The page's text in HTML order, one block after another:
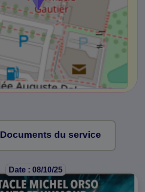
Documents du service
Date : 08/10/25